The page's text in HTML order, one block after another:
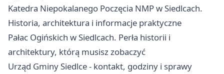
Katedra Niepokalanego Poczęcia NMP w Siedlcach.
Historia, architektura i informacje praktyczne
Pałac Ogińskich w Siedlcach. Perła historii i
architektury, którą musisz zobaczyć
Urząd Gminy Siedlce - kontakt, godziny i sprawy